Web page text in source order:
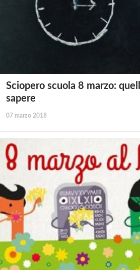
Sciopero scuola 8 marzo:
sapere
07 marzo 2018